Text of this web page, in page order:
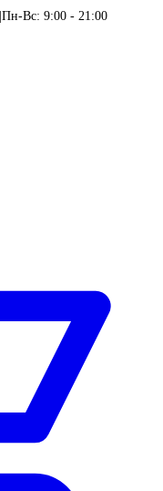
Пн-Вс: 9:00 - 21:00